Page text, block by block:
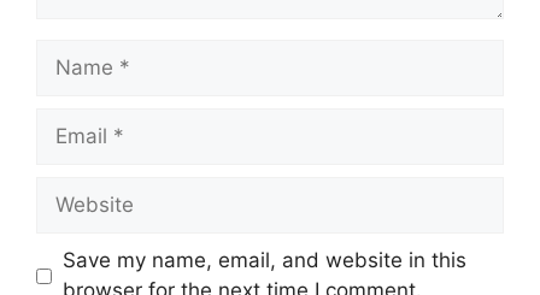
Save my name, email, and website in this
browser for the next time I comment.